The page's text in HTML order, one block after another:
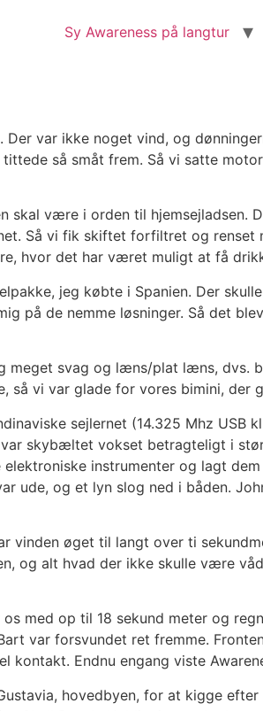
Sy Awareness på langtur
var ikke noget vind, og
så småt frem. Så vi satte
skal være i orden til hjemsejladsen.
Så vi fik skiftet forfiltret og renset
hvor det har været muligt at få
jeg købte i Spanien. Der
på de nemme løsninger. Så det
meget svag og læns/plat læns, dvs.
så vi var glade for vores bimini, der
sejlernet (14.325 Mhz USB
skybæltet vokset betragteligt i
instrumenter og lagt
ude, og et lyn slog ned i båden.
øget til langt over ti
og alt hvad der ikke skulle være
med op til 18 sekund meter og
var forsvundet ret fremme.
Endnu engang viste
hovedbyen, for at kigge